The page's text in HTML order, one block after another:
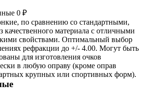
0 ₽
по сравнению со стандартными,
качественного материала с отличными
свойствами. Оптимальный выбор
рефракции до +/- 4.00. Могут быть
для изготовления очков
в любую оправу (кроме оправ
крупных или спортивных форм).